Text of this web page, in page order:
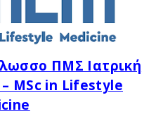
ΠΜΣ Ιατρική
MSc in Lifestyle